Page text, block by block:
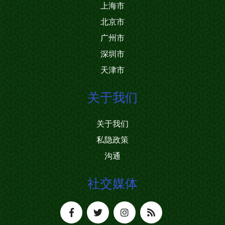
上海市
北京市
广州市
深圳市
天津市
关于我们
关于我们
私隐政策
沟通
社交媒体